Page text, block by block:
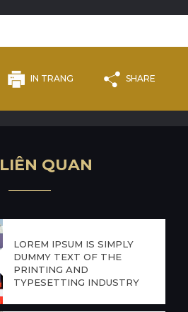
ON TACT
IN TRANG SHARE
LIÊN QUAN
LOREM IPSUM IS SIMPLY
DUMMY TEXT OF THE
PRINTING AND
TYPESETTING INDUSTRY